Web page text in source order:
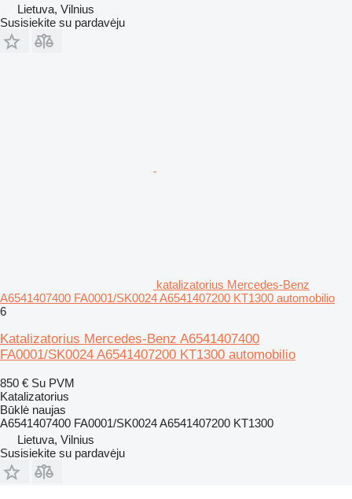
Lietuva, Vilnius
Susisiekite su pardavėju
katalizatorius Mercedes-Benz
A6541407400 FA0001/SK0024 A6541407200 KT1300 automobilio
6
Katalizatorius Mercedes-Benz A6541407400
FA0001/SK0024 A6541407200 KT1300 automobilio
850 € Su PVM
Katalizatorius
Būklė naujas
A6541407400 FA0001/SK0024 A6541407200 KT1300
Lietuva, Vilnius
Susisiekite su pardavėju